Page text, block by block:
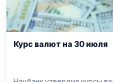
Курс валют на 30 июля